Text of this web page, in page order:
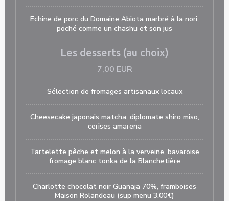
Echine de porc du Domaine Abiota marbré à la nori,
poché comme un chashu et son jus
Les desserts (au choix)
7,00 EUR
Sélection de fromages artisanaux locaux
Cheesecake japonais matcha, diplomate shiro miso,
cerises amarena
Tartelette pêche et melon à la verveine, bavaroise
fromage blanc tonka de la Blanchetière
Charlotte chocolat noir Guanaja 70%, framboises
Maison Rolandeau (sup menu 3.00€)